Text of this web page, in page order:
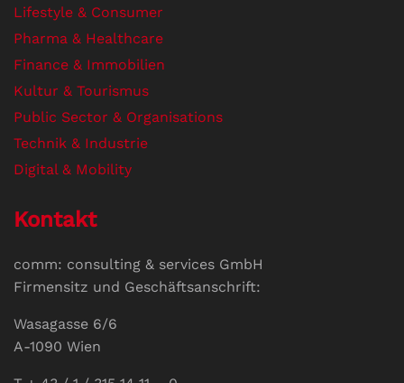
Lifestyle & Consumer
Pharma & Healthcare
Finance & Immobilien
Kultur & Tourismus
Public Sector & Organisations
Technik & Industrie
Digital & Mobility
Kontakt
comm: consulting & services GmbH
Firmensitz und Geschäftsanschrift:
Wasagasse 6/6
A-1090 Wien